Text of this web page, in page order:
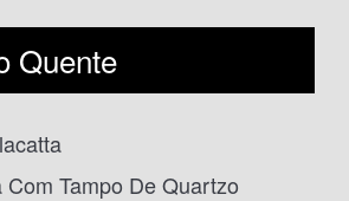
Quente
Com Tampo De Quartzo